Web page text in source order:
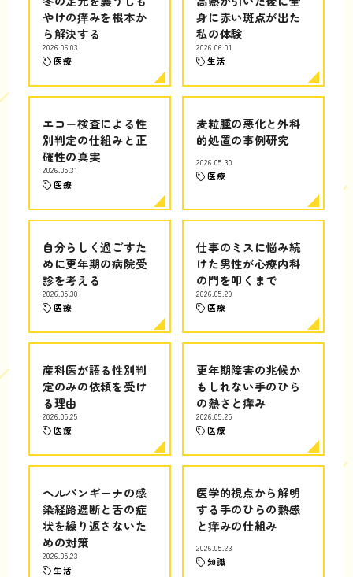
やけの痒みを根本か
ら解決する
2026.06.03
医療
身に赤い斑点が出た
私の体験
2026.06.01
生活
エコー検査による性
別判定の仕組みと正
確性の真実
2026.05.31
医療
麦粒腫の悪化と外科
的処置の事例研究
2026.05.30
医療
自分らしく過ごすた
めに更年期の病院受
診を考える
2026.05.30
医療
仕事のミスに悩み続
けた男性が心療内科
の門を叩くまで
2026.05.29
医療
産科医が語る性別判
定のみの依頼を受け
る理由
2026.05.25
医療
更年期障害の兆候か
もしれない手のひら
の熱さと痒み
2026.05.25
医療
ヘルパンギーナの感
染経路遮断と舌の症
状を繰り返さないた
めの対策
2026.05.23
生活
医学的視点から解明
する手のひらの熱感
と痒みの仕組み
2026.05.23
知識